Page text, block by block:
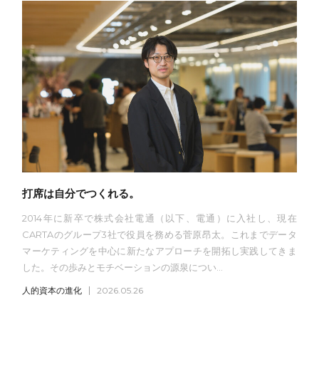
打席は自分でつくれる。
2014年に新卒で株式会社電通（以下、電通）に入社し、現在
CARTAのグループ3社で役員を務める菅原昂太。これまでデータ
マーケティングを中心に新たなアプローチを開拓し実践してきま
した。その歩みとモチベーションの源泉につい...
人的資本の進化 2026.05.26